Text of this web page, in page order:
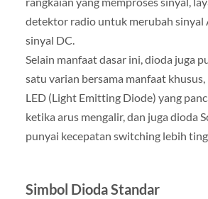
detektor radio untuk merubah sinyal
sinyal DC.
Selain manfaat dasar ini, dioda juga
satu varian bersama manfaat
LED (Light Emitting Diode) yang
ketika arus mengalir, dan juga dioda
punyai kecepatan switching lebih
Simbol Dioda Standar